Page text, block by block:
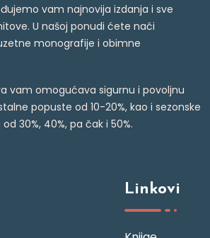
vam najnovija izdanja i sve
U našoj ponudi ćete naći
monografije i obimne
vam omogućava sigurnu i povoljnu
popuste od 10-20%, kao i sezonske
30%, 40%, pa čak i 50%.
Linkovi